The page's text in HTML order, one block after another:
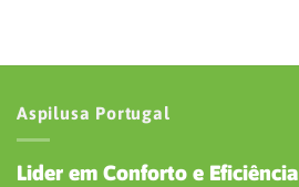
Aspilusa Portugal
Lider em Conforto e Eficiência